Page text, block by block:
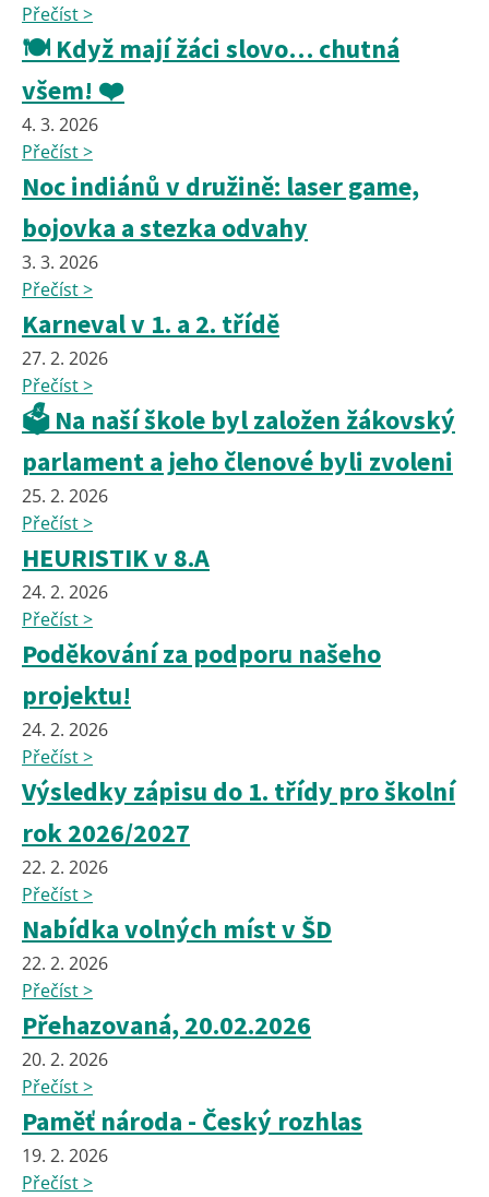
Přečíst >
🍽️ Když mají žáci slovo… chutná
všem! ❤️
4. 3. 2026
Přečíst >
Noc indiánů v družině: laser game,
bojovka a stezka odvahy
3. 3. 2026
Přečíst >
Karneval v 1. a 2. třídě
27. 2. 2026
Přečíst >
🗳️ Na naší škole byl založen žákovský
parlament a jeho členové byli zvoleni
25. 2. 2026
Přečíst >
HEURISTIK v 8.A
24. 2. 2026
Přečíst >
Poděkování za podporu našeho
projektu!
24. 2. 2026
Přečíst >
Výsledky zápisu do 1. třídy pro školní
rok 2026/2027
22. 2. 2026
Přečíst >
Nabídka volných míst v ŠD
22. 2. 2026
Přečíst >
Přehazovaná, 20.02.2026
20. 2. 2026
Přečíst >
Paměť národa - Český rozhlas
19. 2. 2026
Přečíst >